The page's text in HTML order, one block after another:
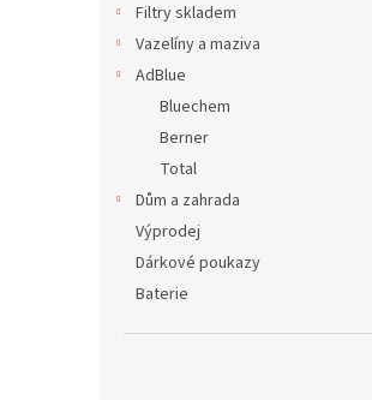
Filtry skladem
Vazelíny a maziva
AdBlue
Bluechem
Berner
Total
Dům a zahrada
Výprodej
Dárkové poukazy
Baterie